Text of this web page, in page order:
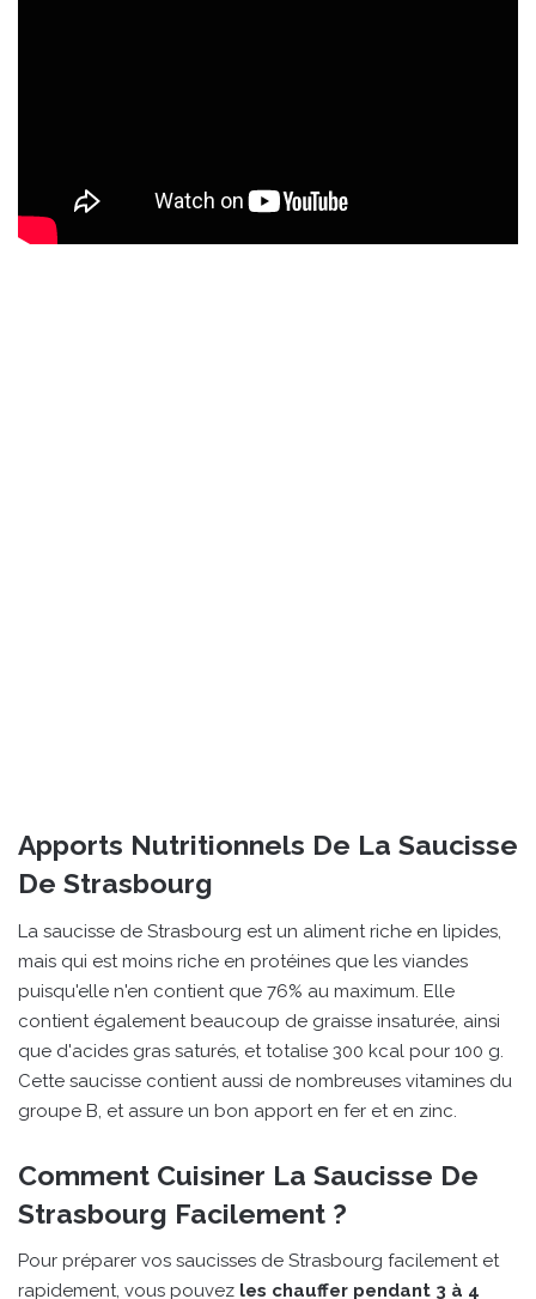
Apports Nutritionnels De La Saucisse
De Strasbourg
La saucisse de Strasbourg est un aliment riche en lipides,
mais qui est moins riche en protéines que les viandes
puisqu'elle n'en contient que 76% au maximum. Elle
contient également beaucoup de graisse insaturée, ainsi
que d'acides gras saturés, et totalise 300 kcal pour 100 g.
Cette saucisse contient aussi de nombreuses vitamines du
groupe B, et assure un bon apport en fer et en zinc.
Comment Cuisiner La Saucisse De
Strasbourg Facilement ?
Pour préparer vos saucisses de Strasbourg facilement et
rapidement, vous pouvez les chauffer pendant 3 à 4